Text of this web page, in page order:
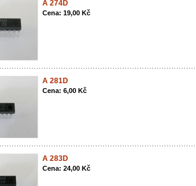
A 274D
Cena: 19,00 Kč
A 281D
Cena: 6,00 Kč
A 283D
Cena: 24,00 Kč